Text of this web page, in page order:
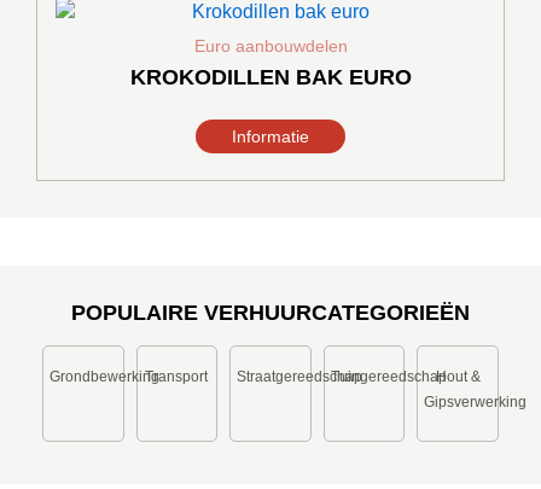
Euro aanbouwdelen
KROKODILLEN BAK EURO
Informatie
product
heeft
meerdere
Deze
optie
POPULAIRE VERHUURCATEGORIEËN
GrondbewerkingTransport StraatgereedschapTuingereedschapHout &
Gipsverwerking